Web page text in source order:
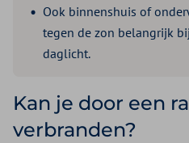
Ook binnenshuis of
tegen de zon belangrijk
daglicht.
Kan je door een
verbranden?